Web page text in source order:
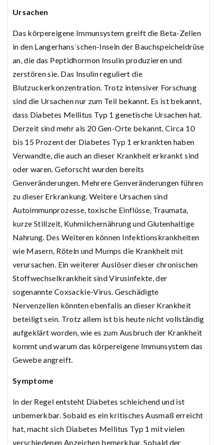
Ursachen
Das körpereigene Immunsystem greift die Beta-Zellen
in den Langerhans´schen-Inseln der Bauchspeicheldrüse
an, die das Peptidhormon Insulin produzieren und
zerstören sie. Das Insulin reguliert die
Blutzuckerkonzentration. Trotz intensiver Forschung
sind die Ursachen nur zum Teil bekannt. Es ist bekannt,
dass Diabetes Mellitus Typ 1 genetische Ursachen hat.
Derzeit sind mehr als 20 Gen-Orte bekannt. Circa 10
bis 15 Prozent der Diabetes Typ 1 erkrankten haben
Verwandte, die auch an dieser Krankheit erkrankt sind
oder waren. Geforscht wurden bereits
Genveränderungen. Mehrere Genveränderungen führen
zu dieser Erkrankung. Weitere Ursachen sind
Autoimmunprozesse, toxische Einflüsse, Traumata,
kurze Stillzeit, Kuhmilchernährung und Glutenhaltige
Nahrung. Des Weiteren können Infektionskrankheiten
wie Masern, Röteln und Mumps die Krankheit mit
verursachen. Ein weiterer Auslöser dieser chronischen
Stoffwechselkrankheit sind Virusinfekte, der
sogenannte Coxsackie-Virus. Geschädigte
Nervenzellen könnten ebenfalls an dieser Krankheit
beteiligt sein. Trotz allem ist bis heute nicht vollständig
aufgeklärt worden, wie es zum Ausbruch der Krankheit
kommt und warum das körpereigene Immunsystem das
Gewebe angreift.
Symptome
In der Regel entsteht Diabetes schleichend und ist
unbemerkbar. Sobald es ein kritisches Ausmaß erreicht
hat, macht sich Diabetes Mellitus Typ 1 mit vielen
verschiedenen Anzeichen bemerkbar. Sobald der